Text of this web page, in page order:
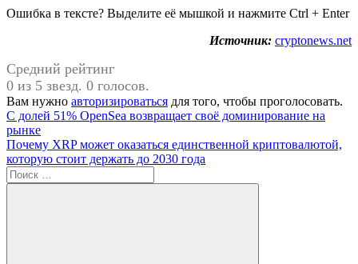
Ошибка в тексте? Выделите её мышкой и нажмите Ctrl + Enter
Источник: cryptonews.net
Средний рейтинг
0 из 5 звезд. 0 голосов.
Вам нужно авторизироваться для того, чтобы проголосовать.
Навигация
по
записям
Предыдущая
запись:
С долей 51% OpenSea возвращает своё доминирование на
рынке
Следующая
запись:
Почему XRP может оказаться единственной криптовалютой,
которую стоит держать до 2030 года
Поиск
для: